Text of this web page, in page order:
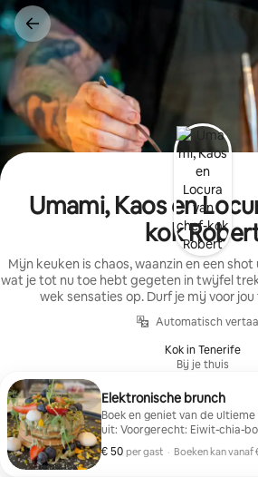
Ga
direct
naar
inhoud
Umami, Kaos en
kok
Mijn keuken is chaos, waanzin en een
wat je tot nu toe hebt gegeten in twijfel
wek sensaties op. Durf je mij voor
Automatisch
Kok in Tenerife
Bij je thuis
Elektronische brunch
Boek en geniet van de
uit: Voorgerecht: Eiwit-chia-bowl of havermoutpap.
Unieke toast: • Krokante garnalen met togarashi en
kimchi-mayonaise. • Gerookte zalm met dillecrème
€ 50 per gast
€ 50 per gast · Boeken kan vanaf